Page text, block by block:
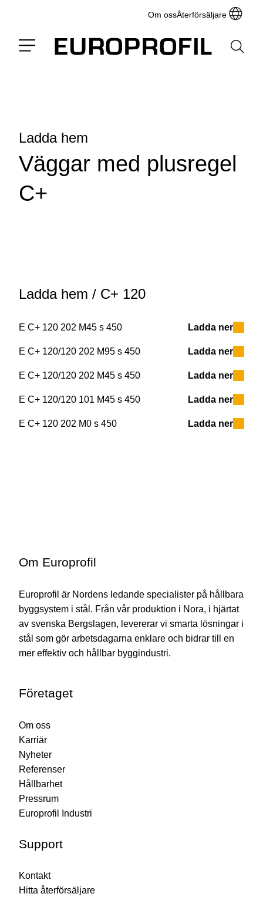
Om ossÅterförsäljare
Ladda hem
Väggar med plusregel
C+
Ladda hem / C+ 120
E C+ 120 202 M45 s 450 Ladda ner
E C+ 120/120 202 M95 s 450 Ladda ner
E C+ 120/120 202 M45 s 450 Ladda ner
E C+ 120/120 101 M45 s 450 Ladda ner
E C+ 120 202 M0 s 450 Ladda ner
Om Europrofil
Europrofil är Nordens ledande specialister på hållbara
byggsystem i stål. Från vår produktion i Nora, i hjärtat
av svenska Bergslagen, levererar vi smarta lösningar i
stål som gör arbetsdagarna enklare och bidrar till en
mer effektiv och hållbar byggindustri.
Företaget
Om oss
Karriär
Nyheter
Referenser
Hållbarhet
Pressrum
Europrofil Industri
Support
Kontakt
Hitta återförsäljare